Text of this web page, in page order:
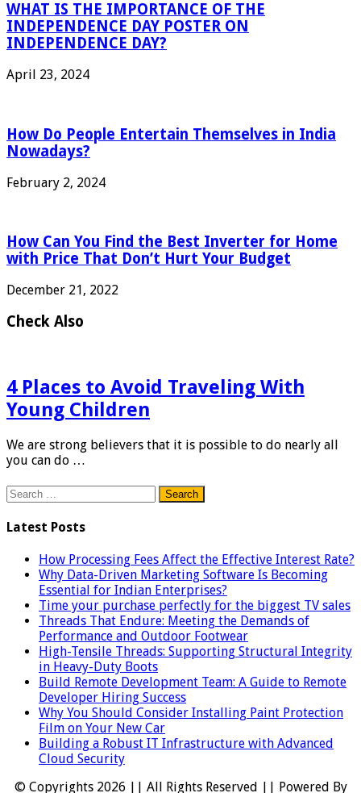
WHAT IS THE IMPORTANCE OF THE
INDEPENDENCE DAY POSTER ON
INDEPENDENCE DAY?
April 23, 2024
How Do People Entertain Themselves in India
Nowadays?
February 2, 2024
How Can You Find the Best Inverter for Home
with Price That Don’t Hurt Your Budget
December 21, 2022
Check Also
4 Places to Avoid Traveling With
Young Children
We are strong believers that it is possible to do nearly all
you can do …
Search
for:
Latest Posts
How Processing Fees Affect the Effective Interest Rate?
Why Data-Driven Marketing Software Is Becoming
Essential for Indian Enterprises?
Time your purchase perfectly for the biggest TV sales
Threads That Endure: Meeting the Demands of
Performance and Outdoor Footwear
High-Tensile Threads: Supporting Structural Integrity
in Heavy-Duty Boots
Build Remote Development Team: A Guide to Remote
Developer Hiring Success
Why You Should Consider Installing Paint Protection
Film on Your New Car
Building a Robust IT Infrastructure with Advanced
Cloud Security
© Copyrights 2026 || All Rights Reserved || Powered By